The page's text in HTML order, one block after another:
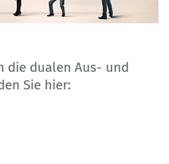
die dualen Aus- und
Sie hier: